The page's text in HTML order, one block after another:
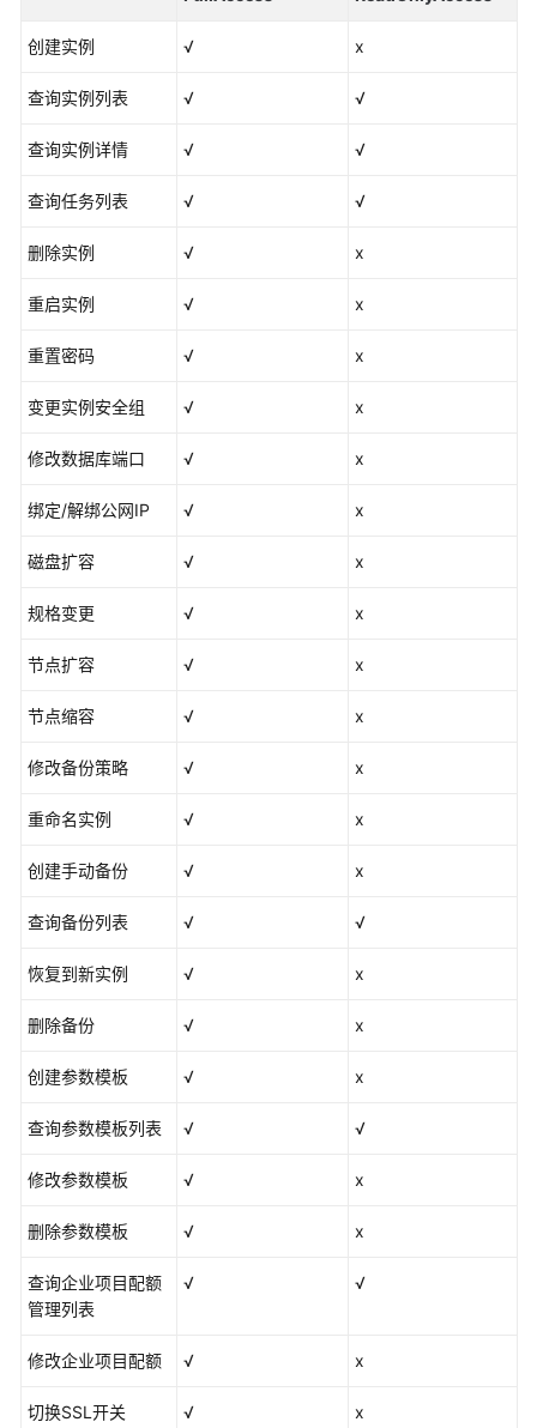
务
级
议
皮
资
持
域
系
权
限
创建实例 √ x
查询实例列表 √ √
查询实例详情 √ √
查询任务列表 √ √
删除实例 √ x
重启实例 √ x
重置密码 √ x
变更实例安全组 √ x
修改数据库端口 √ x
绑定/解绑公网IP √ x
磁盘扩容 √ x
规格变更 √ x
节点扩容 √ x
节点缩容 √ x
修改备份策略 √ x
重命名实例 √ x
创建手动备份 √ x
查询备份列表 √ √
恢复到新实例 √ x
删除备份 √ x
创建参数模板 √ x
查询参数模板列表 √ √
修改参数模板 √ x
删除参数模板 √ x
查询企业项目配额
管理列表
√ √
修改企业项目配额 √ x
切换SSL开关 √ x